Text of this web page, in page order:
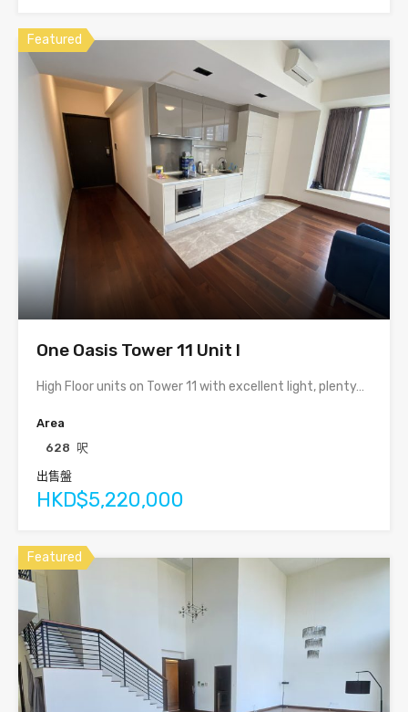
Featured
One Oasis Tower 11 Unit I
High Floor units on Tower 11 with excellent light, plenty…
Area
628
呎
出售盤
HKD$5,220,000
Featured